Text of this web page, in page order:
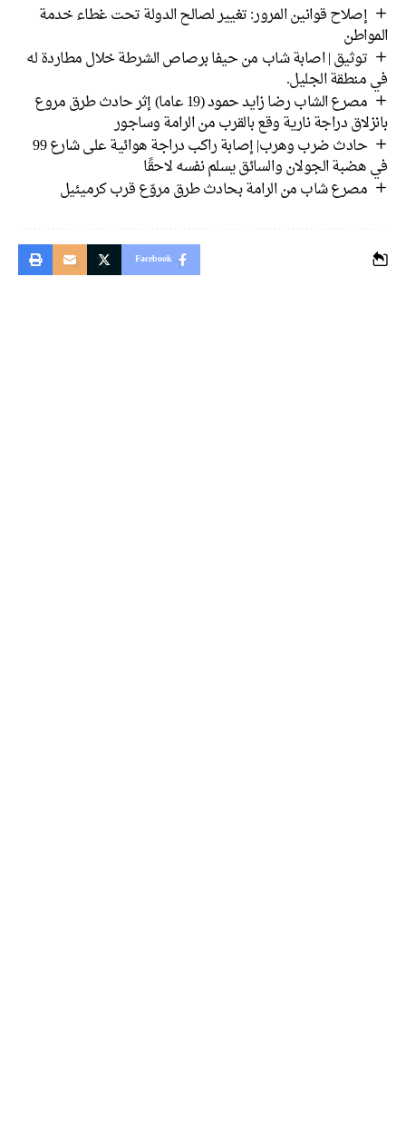
إصلاح قوانين المرور: تغيير لصالح الدولة تحت غطاء خدمة
المواطن
توثيق | اصابة شاب من حيفا برصاص الشرطة خلال مطاردة له
في منطقة الجليل.
مصرع الشاب رضا زايد حمود (19 عاما) إثر حادث طرق مروع
بانزلاق دراجة نارية وقع بالقرب من الرامة وساجور
حادث ضرب وهرب| إصابة راكب دراجة هوائية على شارع 99
في هضبة الجولان والسائق يسلم نفسه لاحقًا
مصرع شاب من الرامة بحادث طرق مروّع قرب كرميئيل
Facebook